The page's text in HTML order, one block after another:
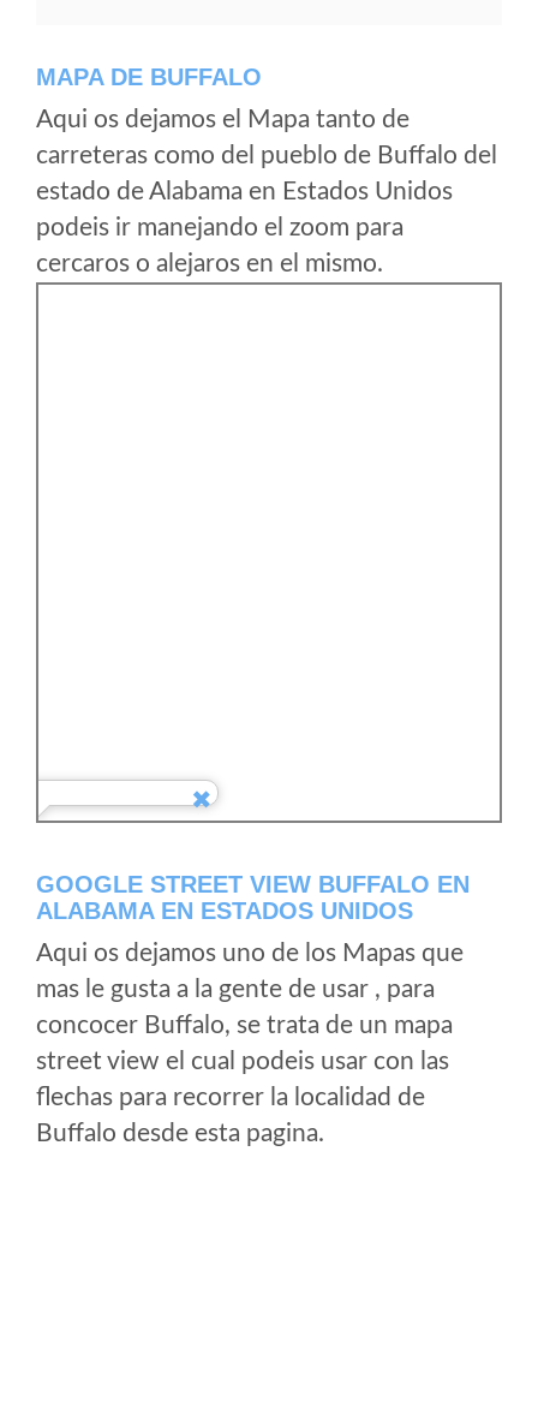
MAPA DE BUFFALO
Aqui os dejamos el Mapa tanto de
carreteras como del pueblo de Buffalo del
estado de Alabama en Estados Unidos
podeis ir manejando el zoom para
cercaros o alejaros en el mismo.
GOOGLE STREET VIEW BUFFALO EN
ALABAMA EN ESTADOS UNIDOS
Aqui os dejamos uno de los Mapas que
mas le gusta a la gente de usar , para
concocer Buffalo, se trata de un mapa
street view el cual podeis usar con las
flechas para recorrer la localidad de
Buffalo desde esta pagina.